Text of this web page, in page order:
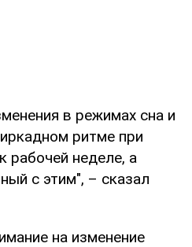
в режимах сна и
ритме при
рабочей неделе, а
с этим", – сказал
на изменение